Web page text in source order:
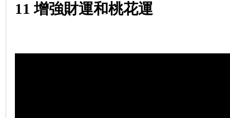
11增強財運和桃花運